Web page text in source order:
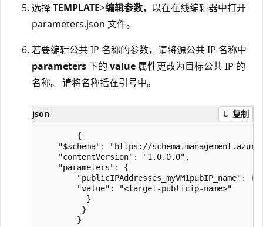
选择TEMPLATE>编辑参数，以在在线编辑器中打开
parameters.json 文件。
若要编辑公共 IP 名称的参数，请将源公共 IP 名称中
parameters下的 value 属性更改为目标公共 IP 的
名称。 请将名称括在引号中。
json 复制
        {
"$schema": "https://
    "contentVersion": "1.0.0.0",
    "parameters": {
        "publicIPAddresses_myVM1pubIP_name": {
        "value": "<target-publicip-name>"
          }
         }
        }